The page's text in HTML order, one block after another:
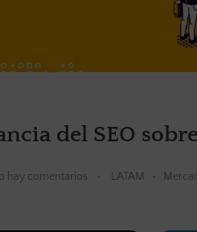
del SEO
hay comentarios LATAM